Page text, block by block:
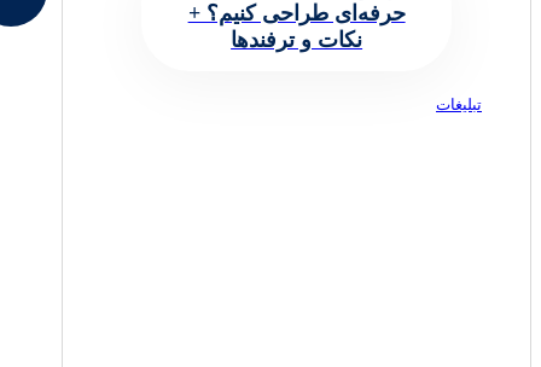
حرفه‌ای طراحی کنیم؟ +
نکات و ترفندها
تبلیغات